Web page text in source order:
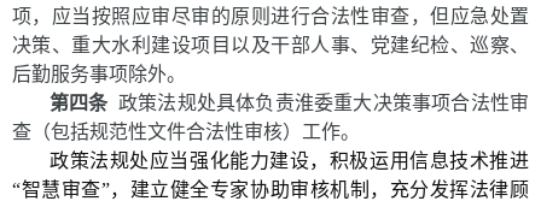
项，应当按照应审尽审的原则进行合法性审查，但应急处置
决策、重大水利建设项目以及干部人事、党建纪检、巡察、
后勤服务事项除外。
第四条 政策法规处具体负责淮委重大决策事项合法性审
查（包括规范性文件合法性审核）工作。
政策法规处应当强化能力建设，积极运用信息技术推进
“智慧审查”，建立健全专家协助审核机制，充分发挥法律顾